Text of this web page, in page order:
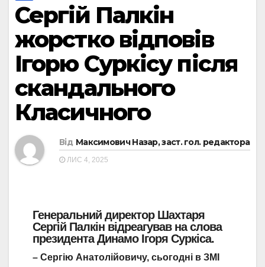
Сергій Палкін
жорстко відповів
Ігорю Суркісу після
скандального
Класичного
Від Максимович Назар, заст. гол. редактора
ЛИС 4, 2025
Генеральний директор Шахтаря
Сергій Палкін відреагував на слова
президента Динамо Ігоря Суркіса.
– Сергію Анатолійовичу, сьогодні в ЗМІ